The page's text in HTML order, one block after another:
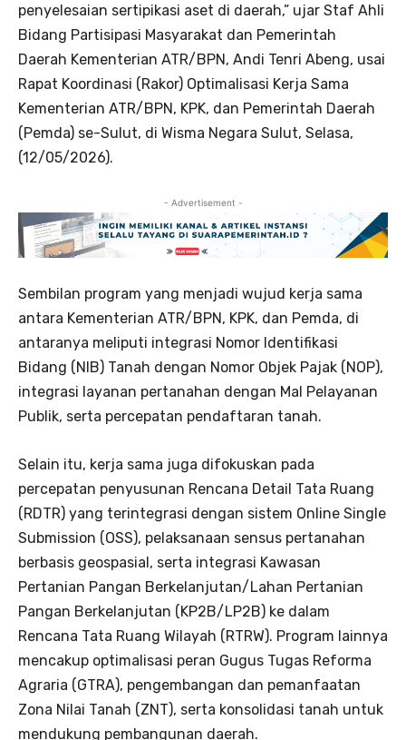
penyelesaian sertipikasi aset di daerah,” ujar Staf Ahli
Bidang Partisipasi Masyarakat dan Pemerintah
Daerah Kementerian ATR/BPN, Andi Tenri Abeng, usai
Rapat Koordinasi (Rakor) Optimalisasi Kerja Sama
Kementerian ATR/BPN, KPK, dan Pemerintah Daerah
(Pemda) se-Sulut, di Wisma Negara Sulut, Selasa,
(12/05/2026).
- Advertisement -
Sembilan program yang menjadi wujud kerja sama
antara Kementerian ATR/BPN, KPK, dan Pemda, di
antaranya meliputi integrasi Nomor Identifikasi
Bidang (NIB) Tanah dengan Nomor Objek Pajak (NOP),
integrasi layanan pertanahan dengan Mal Pelayanan
Publik, serta percepatan pendaftaran tanah.
Selain itu, kerja sama juga difokuskan pada
percepatan penyusunan Rencana Detail Tata Ruang
(RDTR) yang terintegrasi dengan sistem Online Single
Submission (OSS), pelaksanaan sensus pertanahan
berbasis geospasial, serta integrasi Kawasan
Pertanian Pangan Berkelanjutan/Lahan Pertanian
Pangan Berkelanjutan (KP2B/LP2B) ke dalam
Rencana Tata Ruang Wilayah (RTRW). Program lainnya
mencakup optimalisasi peran Gugus Tugas Reforma
Agraria (GTRA), pengembangan dan pemanfaatan
Zona Nilai Tanah (ZNT), serta konsolidasi tanah untuk
mendukung pembangunan daerah.